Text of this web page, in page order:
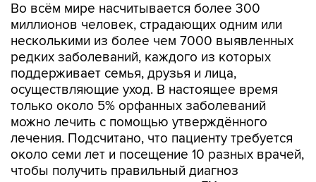
Во всём мире насчитывается более 300
миллионов человек, страдающих одним или
несколькими из более чем 7000 выявленных
редких заболеваний, каждого из которых
поддерживает семья, друзья и лица,
осуществляющие уход. В настоящее время
только около 5% орфанных заболеваний
можно лечить с помощью утверждённого
лечения. Подсчитано, что пациенту требуется
около семи лет и посещение 10 разных врачей,
чтобы получить правильный диагноз